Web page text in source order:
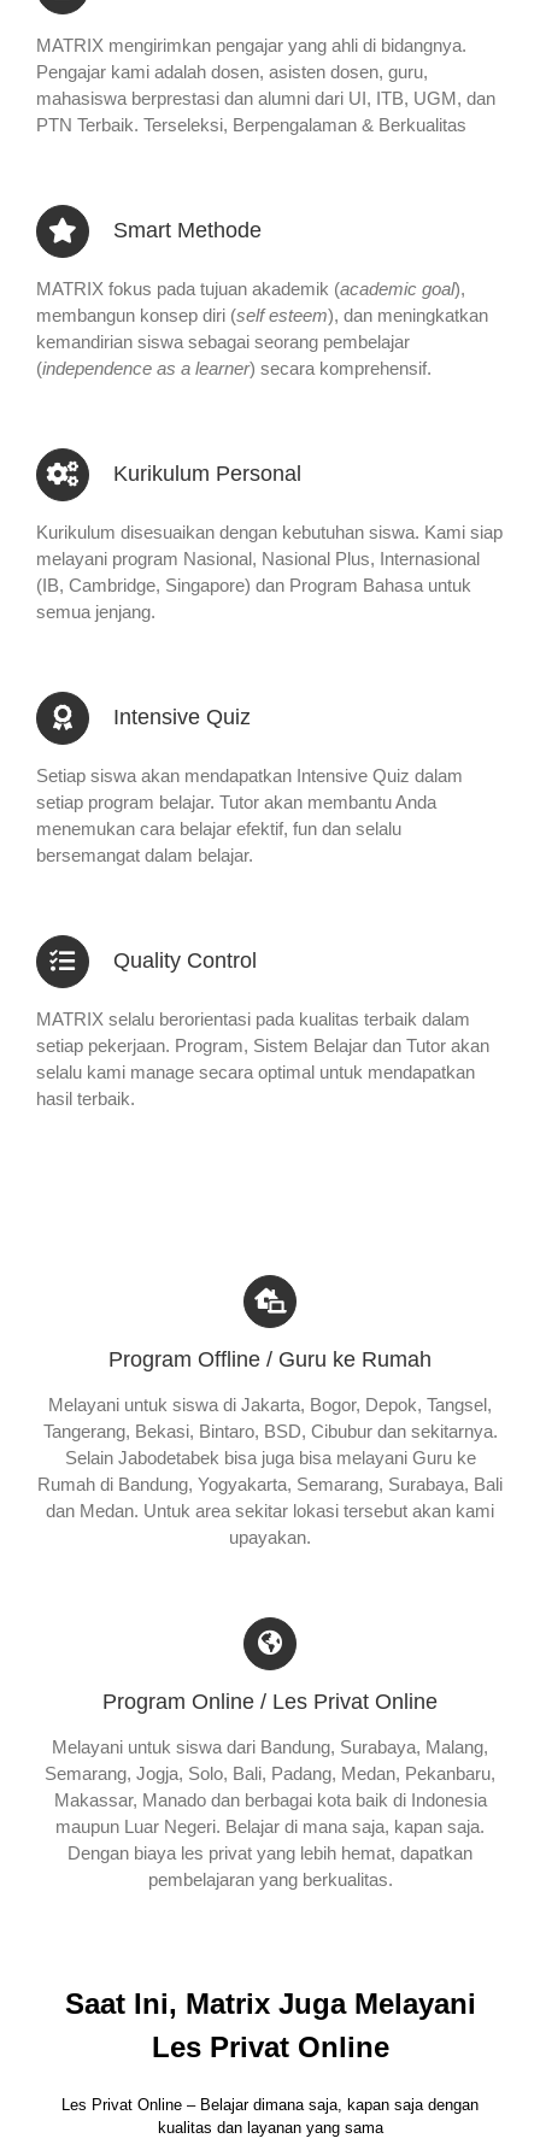
MATRIX mengirimkan pengajar yang ahli di bidangnya.
Pengajar kami adalah dosen, asisten dosen, guru,
mahasiswa berprestasi dan alumni dari UI, ITB, UGM, dan
PTN Terbaik. Terseleksi, Berpengalaman & Berkualitas
Smart Methode
MATRIX fokus pada tujuan akademik (academic goal),
membangun konsep diri (self esteem), dan meningkatkan
kemandirian siswa sebagai seorang pembelajar
(independence as a learner) secara komprehensif.
Kurikulum Personal
Kurikulum disesuaikan dengan kebutuhan siswa. Kami siap
melayani program Nasional, Nasional Plus, Internasional
(IB, Cambridge, Singapore) dan Program Bahasa untuk
semua jenjang.
Intensive Quiz
Setiap siswa akan mendapatkan Intensive Quiz dalam
setiap program belajar. Tutor akan membantu Anda
menemukan cara belajar efektif, fun dan selalu
bersemangat dalam belajar.
Quality Control
MATRIX selalu berorientasi pada kualitas terbaik dalam
setiap pekerjaan. Program, Sistem Belajar dan Tutor akan
selalu kami manage secara optimal untuk mendapatkan
hasil terbaik.
Program Offline / Guru ke Rumah
Melayani untuk siswa di Jakarta, Bogor, Depok, Tangsel,
Tangerang, Bekasi, Bintaro, BSD, Cibubur dan sekitarnya.
Selain Jabodetabek bisa juga bisa melayani Guru ke
Rumah di Bandung, Yogyakarta, Semarang, Surabaya, Bali
dan Medan. Untuk area sekitar lokasi tersebut akan kami
upayakan.
Program Online / Les Privat Online
Melayani untuk siswa dari Bandung, Surabaya, Malang,
Semarang, Jogja, Solo, Bali, Padang, Medan, Pekanbaru,
Makassar, Manado dan berbagai kota baik di Indonesia
maupun Luar Negeri. Belajar di mana saja, kapan saja.
Dengan biaya les privat yang lebih hemat, dapatkan
pembelajaran yang berkualitas.
Saat Ini, Matrix Juga Melayani
Les Privat Online
Les Privat Online – Belajar dimana saja, kapan saja dengan
kualitas dan layanan yang sama